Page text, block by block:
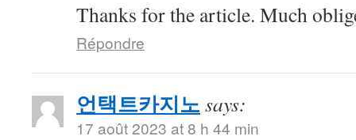
Thanks for the article. Much
Répondre
언택트카지노says:
17 août 2023 at 8 h 44 min